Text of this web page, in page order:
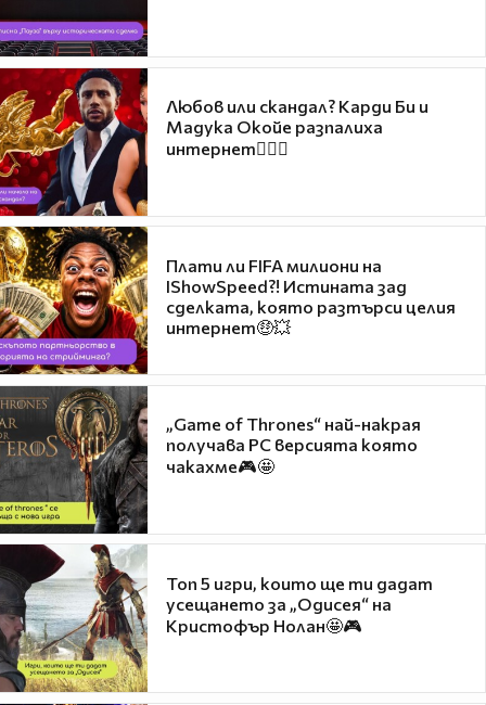
Любов или скандал? Карди Би и
Мадука Окойе разпалиха
интернет❤️‍🔥🔥
Плати ли FIFA милиони на
IShowSpeed?! Истината зад
сделката, която разтърси целия
интернет🤑💥
„Game of Thrones“ най-накрая
получава PC версията която
чакахме🎮🤩
Топ 5 игри, които ще ти дадат
усещането за „Одисея“ на
Кристофър Нолан🤩🎮